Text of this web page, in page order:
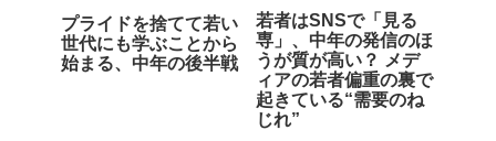
プライドを捨てて若い
世代にも学ぶことから
始まる、中年の後半戦
若者はSNSで「見る
専」、中年の発信のほ
うが質が高い？ メデ
ィアの若者偏重の裏で
起きている“需要のね
じれ”